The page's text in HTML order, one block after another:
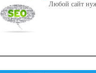
Любой сайт